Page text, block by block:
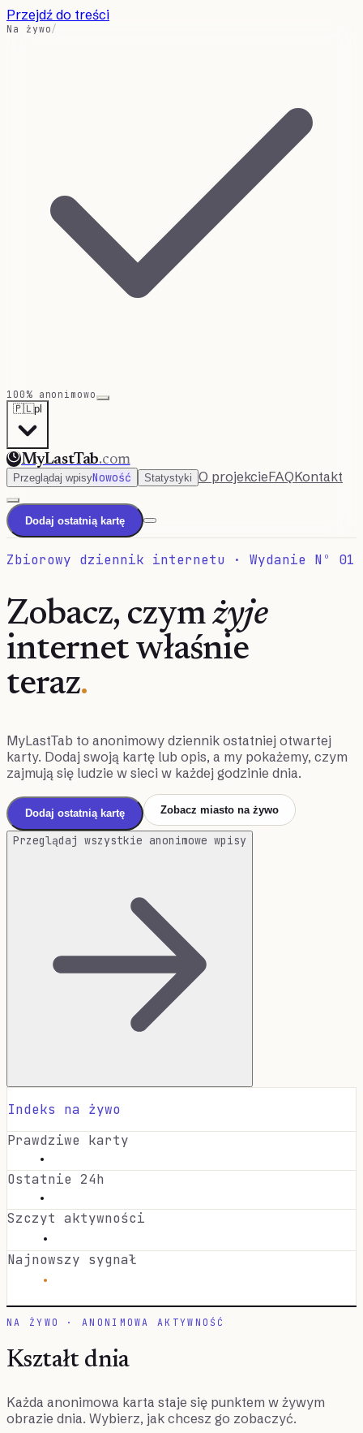
Przejdź do treści
Na żywo/
100% anonimowo
🇵🇱pl
MyLastTab.com
Przeglądaj wpisyNowość Statystyki O projekcieFAQKontakt
Dodaj ostatnią kartę
Zbiorowy dziennik internetu · Wydanie Nº 01
Zobacz, czymżyje
internet właśnie
teraz.
MyLastTab to anonimowy dziennik ostatniej otwartej
karty. Dodaj swoją kartę lub opis, a my pokażemy, czym
zajmują się ludzie w sieci w każdej godzinie dnia.
Dodaj ostatnią kartę Zobacz miasto na żywo
Przeglądaj wszystkie anonimowe wpisy
Indeks na żywo
Prawdziwe karty
·
Ostatnie 24h
·
Szczyt aktywności
·
Najnowszy sygnał
·
NA ŻYWO · ANONIMOWA AKTYWNOŚĆ
Kształt dnia
Każda anonimowa karta staje się punktem w żywym
obrazie dnia. Wybierz, jak chcesz go zobaczyć.